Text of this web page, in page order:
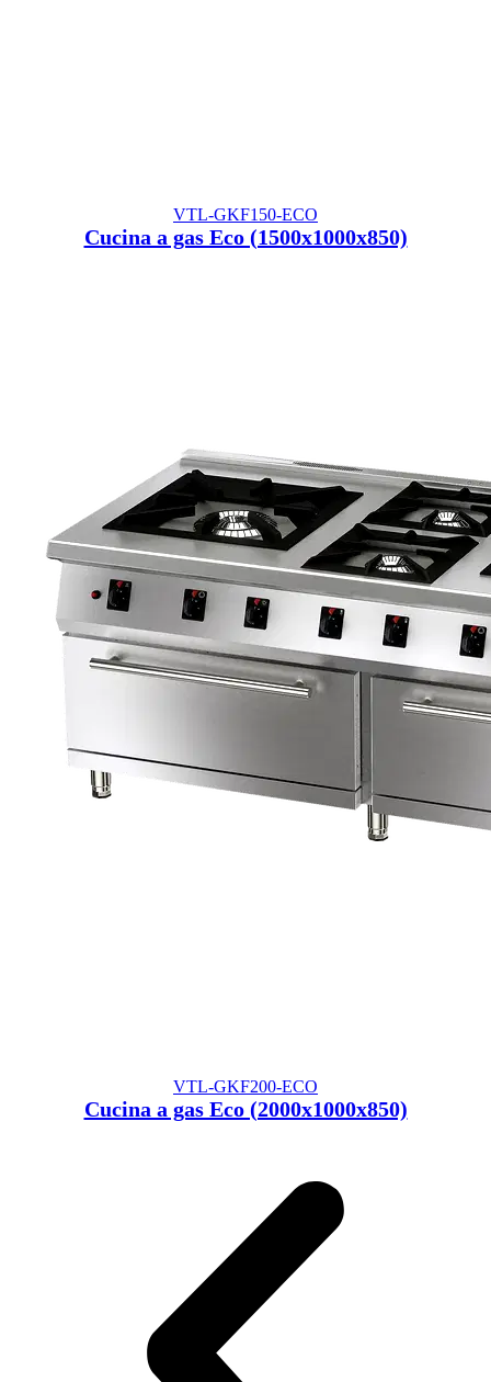
VTL-GKF150-ECO
Cucina a gas Eco (1500x1000x850)
VTL-GKF200-ECO
Cucina a gas Eco (2000x1000x850)